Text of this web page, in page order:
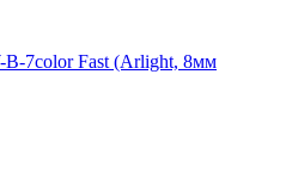
7color Fast (Arlight, 8мм